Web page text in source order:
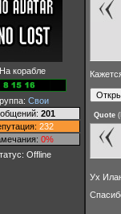
На корабле
Свои
201
232
0%
Offline
Quote (
Ух